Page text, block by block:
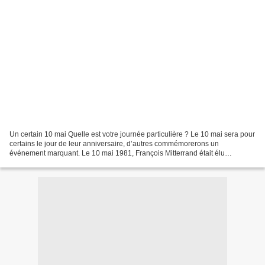
Un certain 10 mai Quelle est votre journée particulière ? Le 10 mai sera pour
certains le jour de leur anniversaire, d’autres commémorerons un
événement marquant. Le 10 mai 1981, François Mitterrand était élu